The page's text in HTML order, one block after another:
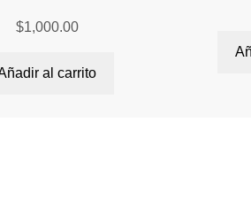
$1,000.00
al carrito